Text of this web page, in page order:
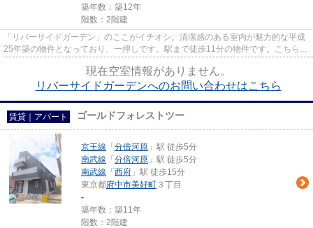
築年数：築12年
階数：2階建
「リバーサイドガーデン」のここがイチオシ。清潔感のある室内が魅力的な平成
25年築の物件となっており、一押しです。駅まで徒歩11分の物件です。こちらの
現在空室情報がありません。
リバーサイドガーデンへのお問い合わせはこちら
賃貸｜アパート ゴールドフォレストツー
京王線 「 分倍河原 」駅 徒歩5分
南武線 「 分倍河原 」駅 徒歩5分
南武線 「 西府 」駅 徒歩15分
東京都府中市美好町 ３丁目
-
築年数：築11年
階数：2階建